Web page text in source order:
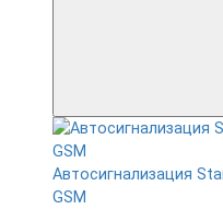
Автосигнализация
GSM